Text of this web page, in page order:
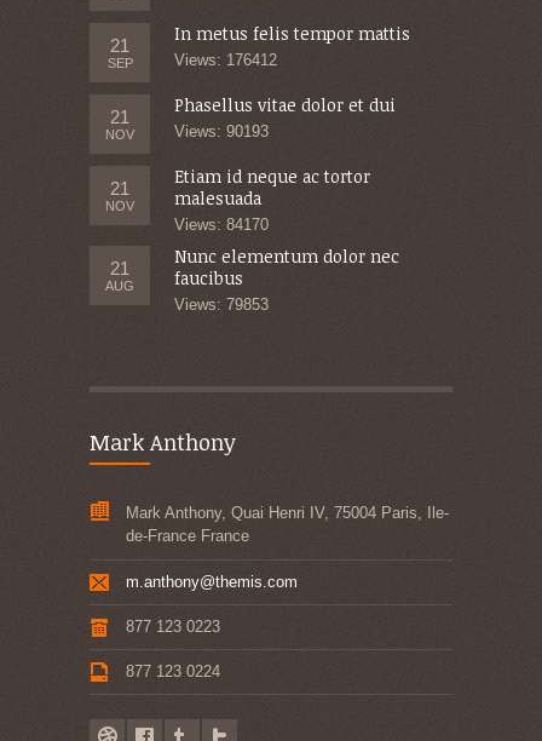
21
SEP
In metus felis tempor mattis
Views: 176412
21
NOV
Phasellus vitae dolor et dui
Views: 90193
21
NOV
Etiam id neque ac tortor
malesuada
Views: 84170
21
AUG
Nunc elementum dolor nec
faucibus
Views: 79853
Mark Anthony
Mark Anthony, Quai Henri IV, 75004 Paris, Ile-
de-France France
m.anthony@themis.com
877 123 0223
877 123 0224